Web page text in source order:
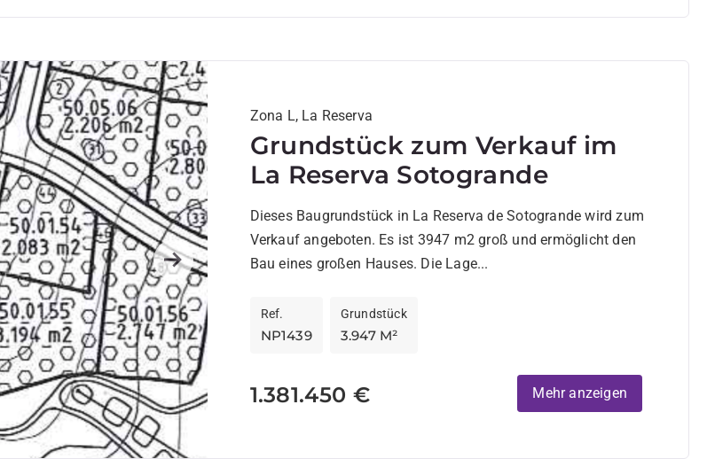
Next
Zona L, La Reserva
Grundstück zum Verkauf im
La Reserva Sotogrande
Dieses Baugrundstück in La Reserva de Sotogrande wird zum
Verkauf angeboten. Es ist 3947 m2 groß und ermöglicht den
Bau eines großen Hauses. Die Lage...
NP1439
Ref.
3.947 M²
Grundstück
1.381.450 € Mehr anzeigen